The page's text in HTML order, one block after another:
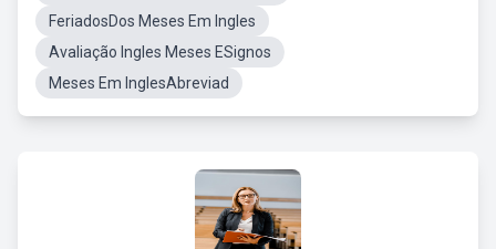
FeriadosDos Meses Em Ingles
Avaliação Ingles Meses ESignos
Meses Em InglesAbreviad